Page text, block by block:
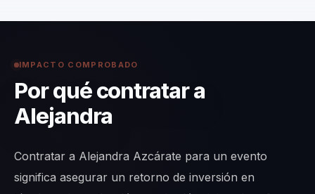
IMPACTO COMPROBADO
Por qué contratar a
Alejandra
Contratar a Alejandra Azcárate para un evento
significa asegurar un retorno de inversión en